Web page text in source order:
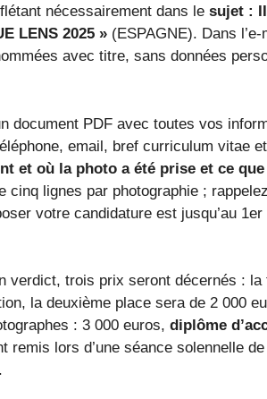
nécessairement dans le sujet : II
LENS 2025 » (ESPAGNE). Dans
avec titre, sans données
document PDF avec toutes vos
email, bref curriculum vitae
et où la photo a été prise et ce
cinq lignes par photographie ;
votre candidature est jusqu’au
verdict, trois prix seront décernés :
la deuxième place sera de 2 000
: 3 000 euros, diplôme
remis lors d’une séance solennelle